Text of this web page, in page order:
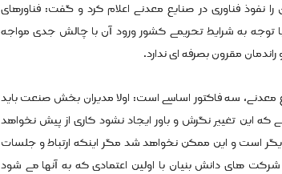
نفوذ فناوری در صنایع معدنی اعلام کرد و گفت: فناورهای
به شرایط تحریمی کشور ورود آن با چالش جدی مواجه
مقرون بصرفه ای ندارد.
معدنی، سه فاکتور اساسی است: اولا مدیران بخش صنعت باید
که این تغییر نگرش و باور ایجاد نشود کاری از پیش نخواهد
است و این ممکن نخواهد شد مگر اینکه ارتباط و جلسات
های دانش بنیان با اولین اعتمادی که به آنها می شود